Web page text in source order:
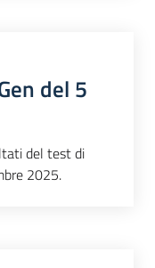
del 5
del test di
2025.